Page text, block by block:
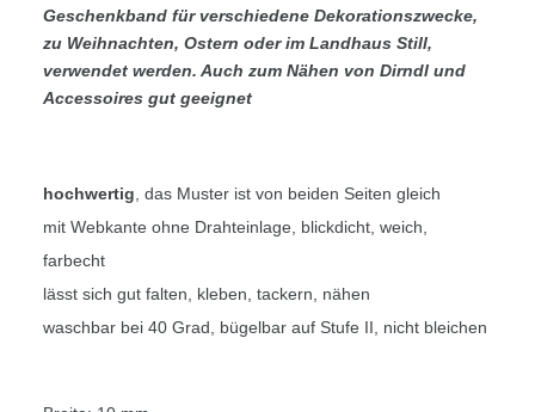
Geschenkband für verschiedene Dekorationszwecke,
zu Weihnachten, Ostern oder im Landhaus Still,
verwendet werden. Auch zum Nähen von Dirndl und
Accessoires gut geeignet
hochwertig, das Muster ist von beiden Seiten gleich
mit Webkante ohne Drahteinlage, blickdicht, weich,
farbecht
lässt sich gut falten, kleben, tackern, nähen
waschbar bei 40 Grad, bügelbar auf Stufe II, nicht bleichen